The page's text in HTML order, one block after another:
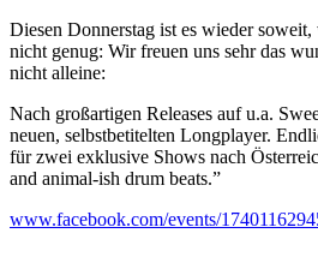
Diesen Donnerstag ist es wieder
nicht genug: Wir freuen uns sehr das
nicht alleine:
Nach großartigen Releases auf u.a.
neuen, selbstbetitelten Longplayer.
für zwei exklusive Shows nach
and animal-ish drum beats.”
www.facebook.com/events/